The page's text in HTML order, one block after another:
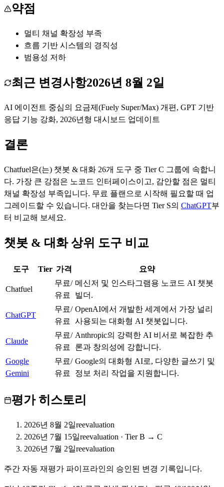
약점
멀티 채널 확장성 부족
흐름 기반 시스템의 경직성
범용성 저하
최근 변경사항2026년 8월 2일
AI 에이전트 중심의 요금제(Fuely Super/Max) 개편, GPT 기반
응답 기능 강화, 2026년형 대시보드 업데이트
결론
Chatfuel은(는) 챗봇 & 대화 26개 도구 중 TierC 그룹에 속합니
다. 가장 큰 강점은 노코드 인터페이스이고, 감안할 점은 멀티
채널 확장성 부족입니다. 무료 플랜으로 시작해 필요할 때 업
그레이드할 수 있습니다. 대안을 찾는다면 Tier S의 ChatGPT부
터 비교해 보세요.
챗봇 & 대화 상위 도구 비교
도구 Tier 가격 요약
Chatfuel
무료/
유료
메신저 및 인스타그램용 노코드 AI 챗봇
빌더.
ChatGPT
무료/
유료
OpenAI에서 개발한 세계에서 가장 널리
사용되는 대화형 AI 챗봇입니다.
Claude
무료/
유료
Anthropic의 강력한 AI 비서로 복잡한 추
론과 창의성에 강합니다.
Google
Gemini
무료/
유료
Google의 대화형 AI로, 다양한 글쓰기 및
정보 처리 작업을 지원합니다.
평가 히스토리
2026년 8월 2일reevaluation
2026년 7월 15일reevaluation · Tier B → C
2026년 7월 2일reevaluation
주간 자동 재평가 파이프라인의 승인된 변경 기록입니다.